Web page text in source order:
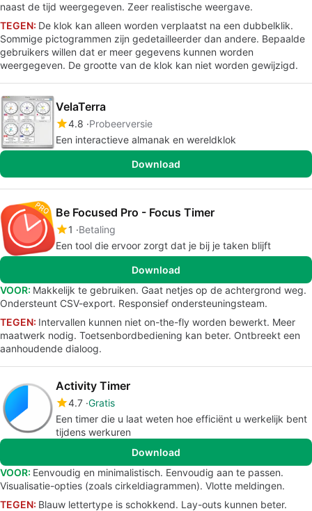
naast de tijd weergegeven. Zeer realistische weergave.
TEGEN: De klok kan alleen worden verplaatst na een dubbelklik.
Sommige pictogrammen zijn gedetailleerder dan andere. Bepaalde
gebruikers willen dat er meer gegevens kunnen worden
weergegeven. De grootte van de klok kan niet worden gewijzigd.
VelaTerra
4.8 Probeerversie
Een interactieve almanak en wereldklok
Download
Be Focused Pro - Focus Timer
1
Betaling
Een tool die ervoor zorgt dat je bij je taken blijft
Download
VOOR: Makkelijk te gebruiken. Gaat netjes op de achtergrond weg.
Ondersteunt CSV-export. Responsief ondersteuningsteam.
TEGEN: Intervallen kunnen niet on-the-fly worden bewerkt. Meer
maatwerk nodig. Toetsenbordbediening kan beter. Ontbreekt een
aanhoudende dialoog.
Activity Timer
4.7 Gratis
Een timer die u laat weten hoe efficiënt u werkelijk bent
tijdens werkuren
Download
VOOR: Eenvoudig en minimalistisch. Eenvoudig aan te passen.
Visualisatie-opties (zoals cirkeldiagrammen). Vlotte meldingen.
TEGEN: Blauw lettertype is schokkend. Lay-outs kunnen beter.